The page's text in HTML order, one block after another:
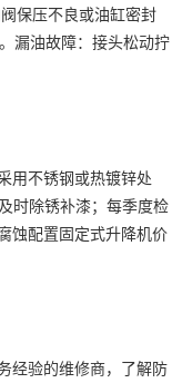
保压不良或油缸密封
漏油故障：接头松动拧
用不锈钢或热镀锌处
时除锈补漆；每季度检
蚀配置固定式升降机价
经验的维修商，了解防